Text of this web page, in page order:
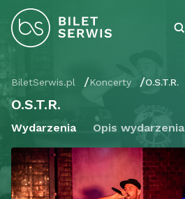
BiletSerwis.pl Koncerty O.S.T.R.
O.S.T.R.
Wydarzenia Opis wydarzenia